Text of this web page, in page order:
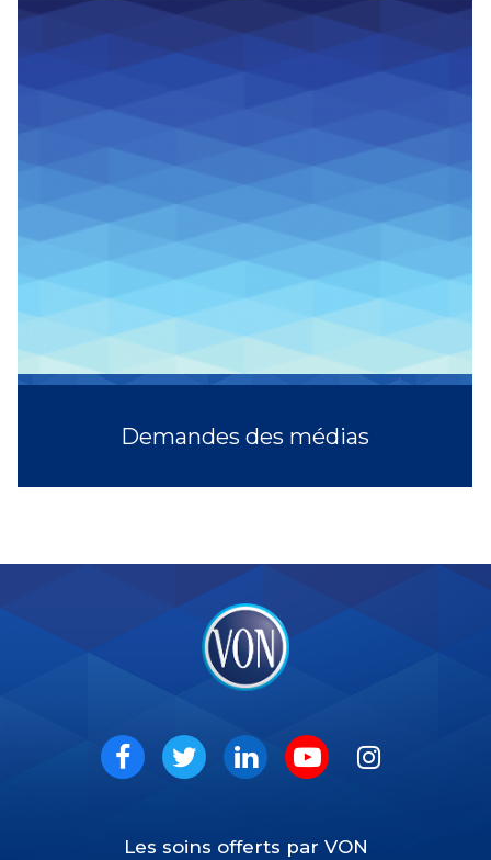
Demandes des médias
Social
Les soins offerts par VON